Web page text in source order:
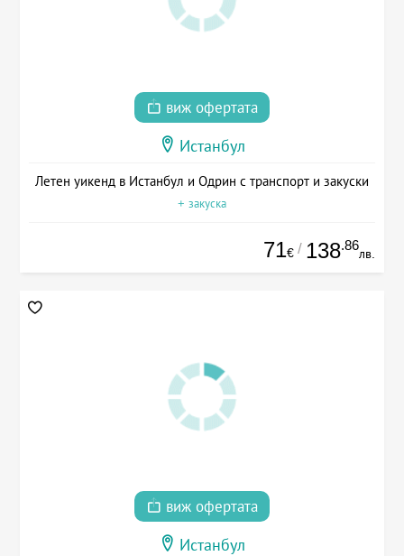
виж офертата
Истанбул
Летен уикенд в Истанбул и Одрин с транспорт и закуски
+ закуска
71€ / 138.86
лв.
виж офертата
Истанбул